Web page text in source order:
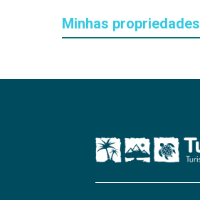
Minhas propriedades